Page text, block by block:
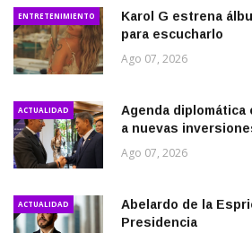
ENTRETENIMIENTO
Karol G estrena
para escucharlo
Ago 07, 2026
ACTUALIDAD
Agenda diplomática
a nuevas
Ago 07, 2026
ACTUALIDAD
Abelardo de la
Presidencia